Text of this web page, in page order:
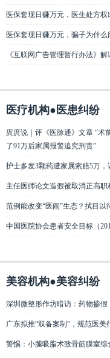
医保套现日赚万元，医生处方权
医保套现日赚万元，骗子为什么
《互联网广告管理暂行办法》
医疗机构●医患纠纷
庹庹说｜评《医脉通》文章 “术
了91万后家属报警追究刑责”
护士多发3颗药遭家属索赔5万，
主任医师论文造假被取消正高职
范例能改变“医闹”生态？拭目以
中国医院协会患者安全目标（
美容机构●美容纠纷
深圳微整形作坊暗访：药物掺假
广东拟推“双备案制”，规范医
警惕：小腿吸脂术致骨筋膜室综